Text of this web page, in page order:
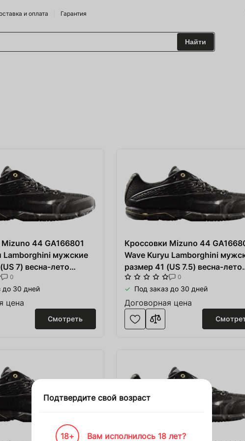
и оплата Гарантия
дрожжи
и аксесуары
для Пивоварни
и спорт
лодки
дерева
HoReCa
Найти
44 GA166801
Lamborghini мужские
7) весна-лето
сетка/текстиль/
0
до 30 дней
цена
Смотреть
Кроссовки Mizuno 44
Wave Kuryu Lamborghini
размер 41 (US 7.5) весна-лето
чёрные/серые сетка/текстиль/
резина
0
Под заказ до 30 дней
Договорная цена
Подтвердите свой возраст
18+ Вам исполнилось 18 лет?
корзину